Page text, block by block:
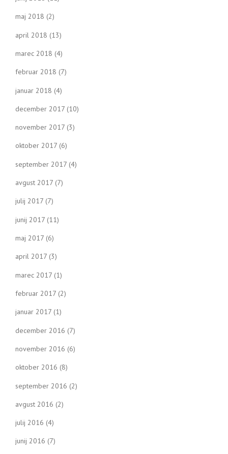
maj 2018 (2)
april 2018 (13)
marec 2018 (4)
februar 2018 (7)
januar 2018 (4)
december 2017 (10)
november 2017 (3)
oktober 2017 (6)
september 2017 (4)
avgust 2017 (7)
julij 2017 (7)
junij 2017 (11)
maj 2017 (6)
april 2017 (3)
marec 2017 (1)
februar 2017 (2)
januar 2017 (1)
december 2016 (7)
november 2016 (6)
oktober 2016 (8)
september 2016 (2)
avgust 2016 (2)
julij 2016 (4)
junij 2016 (7)